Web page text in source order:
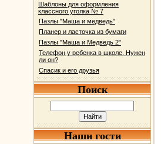
Шаблоны для оформления
классного уголка № 7
Пазлы "Маша и медведь"
Планер и ласточка из бумаги
Пазлы "Маша и Медведь 2"
Телефон у ребенка в школе. Нужен
ли он?
Спасик и его друзья
Поиск
Наши гости